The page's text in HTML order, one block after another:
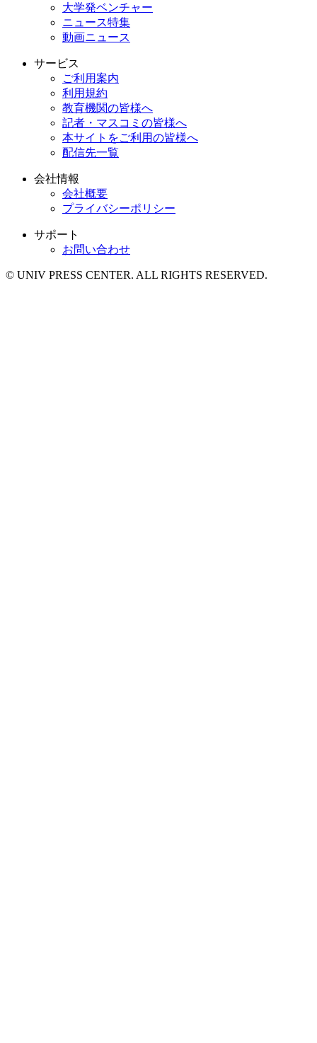
大学発ベンチャー
ニュース特集
動画ニュース
サービス
ご利用案内
利用規約
教育機関の皆様へ
記者・マスコミの皆様へ
本サイトをご利用の皆様へ
配信先一覧
会社情報
会社概要
プライバシーポリシー
サポート
お問い合わせ
© UNIV PRESS CENTER. ALL RIGHTS RESERVED.